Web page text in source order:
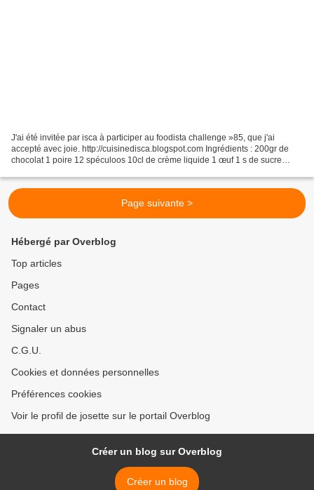
J'ai été invitée par isca à participer au foodista challenge »85, que j'ai
accepté avec joie. http://cuisinedisca.blogspot.com Ingrédients : 200gr de
chocolat 1 poire 12 spéculoos 10cl de crème liquide 1 œuf 1 s de sucre
Page suivante >
Hébergé par Overblog
Top articles
Pages
Contact
Signaler un abus
C.G.U.
Cookies et données personnelles
Préférences cookies
Voir le profil de josette sur le portail Overblog
Créer un blog sur Overblog
Créer un blog